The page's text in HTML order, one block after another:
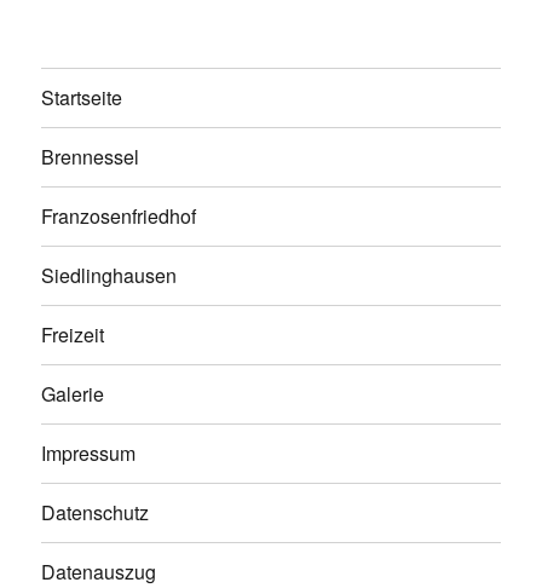
Startseite
Brennessel
Franzosenfriedhof
Siedlinghausen
Freizeit
Galerie
Impressum
Datenschutz
Datenauszug